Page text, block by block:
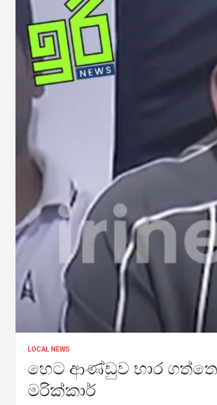
LOCAL NEWS
හෙට ආණ්ඩුව භාර
මරික්කාර්